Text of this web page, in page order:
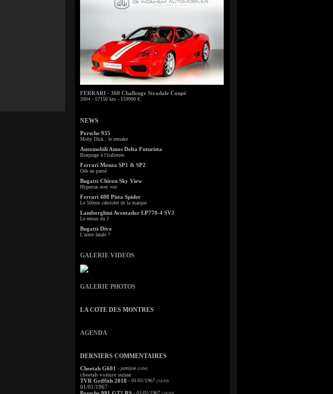
FERRARI - 360 Challenge Stradale Coupé
2004 - 57150 km - 159900 €
NEWS
Porsche 935
Moby Dick : le remake
Automobili Amos Delta Futurista
Braquage à l'italienne
Ferrari Monza SP1 & SP2
Ode au passé
Bugatti Chiron Sky View
Hypercar avec vue
Ferrari 488 Pista Spider
Le 50ème cabriolet de la marque
Lamborghini Aventador LP770-4 SVJ
Le retour du J
Bugatti Divo
L'arme fatale ?
GALERIE VIDEOS
GALERIE PHOTOS
LA COTE DES MONTRES
AGENDA
DERNIERS COMMENTAIRES
Cheetah G601 - jamijoe (5/04)
cheetah voiture suisse
TVR Griffith 2018 - 01/01/1967 (14/10)
01/01/1967
- 01/01/1967